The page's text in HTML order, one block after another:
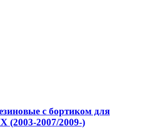
с бортиком для
(2003-2007/2009-)